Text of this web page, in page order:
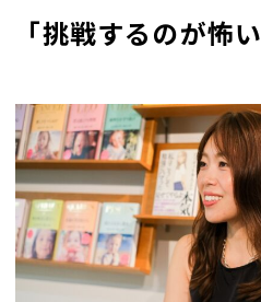
「挑戦するのが怖い